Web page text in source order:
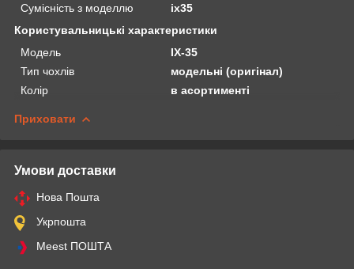
Сумісність з моделлю
ix35
Користувальницькі характеристики
Мoдель
IX-35
Тип чохлів
модельні (оригінал)
Колір
в асортименті
Приховати
Умови доставки
Нова Пошта
Укрпошта
Meest ПОШТА